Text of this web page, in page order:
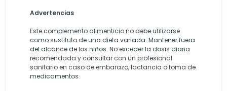
Advertencias
Este complemento alimenticio no debe utilizarse
como sustituto de una dieta variada. Mantener fuera
del alcance de los niños. No exceder la dosis diaria
recomendada y consultar con un profesional
sanitario en caso de embarazo, lactancia o toma de
medicamentos.